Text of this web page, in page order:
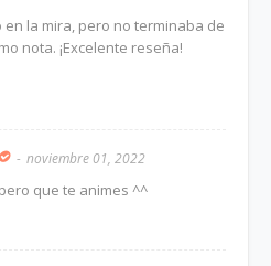
en la mira, pero no terminaba de
nota. ¡Excelente reseña!
noviembre 01, 2022
que te animes ^^